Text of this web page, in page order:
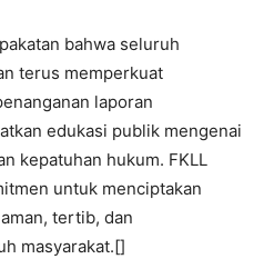
bahwa seluruh
terus memperkuat
laporan
edukasi publik mengenai
kepatuhan hukum. FKLL
untuk menciptakan
tertib, dan
masyarakat.[]